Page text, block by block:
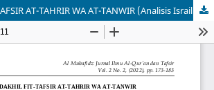
AD-DAKHIL FIT-TAFSIR AT-TAHRIR WA AT-TANWIR (Analisis Israiliyyat Pada Kisah Nabi Musa a.s dan Khidir dalam QS. al-Kahfi 60-82)